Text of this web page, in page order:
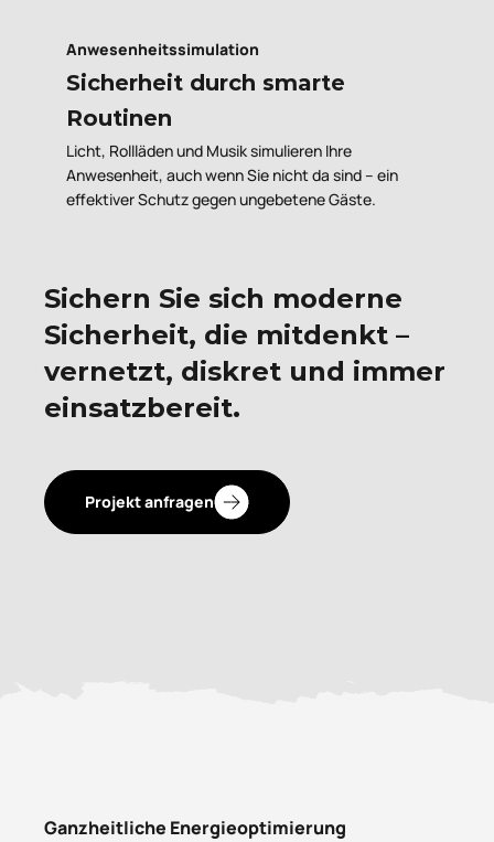
Anwesenheitssimulation
Sicherheit durch smarte
Routinen
Licht, Rollläden und Musik simulieren Ihre
Anwesenheit, auch wenn Sie nicht da sind – ein
effektiver Schutz gegen ungebetene Gäste.
Sichern Sie sich moderne
Sicherheit, die mitdenkt –
vernetzt, diskret und immer
einsatzbereit.
Projekt anfragen
Ganzheitliche Energieoptimierung